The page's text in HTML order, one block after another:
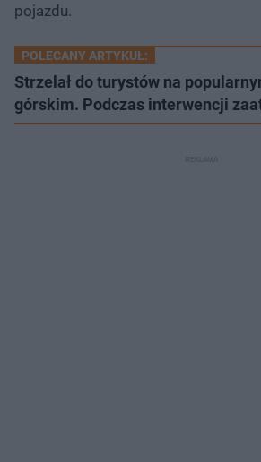
pojazdu.
POLECANY ARTYKUŁ:
Strzelał do turystów na
górskim. Podczas interwencji